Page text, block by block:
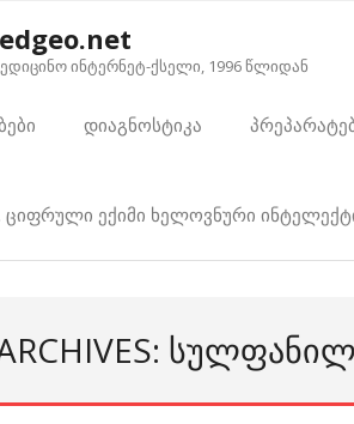
ინტერნეტ-ქსელი, 1996 წლიდან
დიაგნოსტიკა
. ციფრული ექიმი ხელოვნური